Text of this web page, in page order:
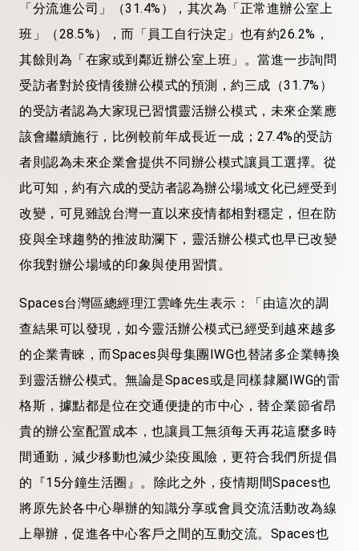
「分流進公司」（31.4%），其次為「正常進辦公室上
班」（28.5%），而「員工自行決定」也有約26.2%，
其餘則為「在家或到鄰近辦公室上班」。當進一步詢問
受訪者對於疫情後辦公模式的預測，約三成（31.7%）
的受訪者認為大家現已習慣靈活辦公模式，未來企業應
該會繼續施行，比例較前年成長近一成；27.4%的受訪
者則認為未來企業會提供不同辦公模式讓員工選擇。從
此可知，約有六成的受訪者認為辦公場域文化已經受到
改變，可見雖說台灣一直以來疫情都相對穩定，但在防
疫與全球趨勢的推波助瀾下，靈活辦公模式也早已改變
你我對辦公場域的印象與使用習慣。
Spaces台灣區總經理江雲峰先生表示：「由這次的調
查結果可以發現，如今靈活辦公模式已經受到越來越多
的企業青睞，而Spaces與母集團IWG也替諸多企業轉換
到靈活辦公模式。無論是Spaces或是同樣隸屬IWG的雷
格斯，據點都是位在交通便捷的市中心，替企業節省昂
貴的辦公室配置成本，也讓員工無須每天再花這麼多時
間通勤，減少移動也減少染疫風險，更符合我們所提倡
的『15分鐘生活圈』。除此之外，疫情期間Spaces也
將原先於各中心舉辦的知識分享或會員交流活動改為線
上舉辦，促進各中心客戶之間的互動交流。Spaces也